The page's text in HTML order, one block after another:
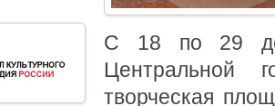
С 18 по 29
Центральной
творческая